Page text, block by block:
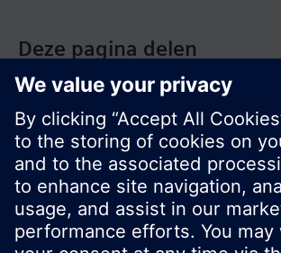
Deze pagina delen